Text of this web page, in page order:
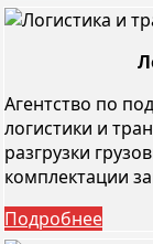
Агентство по
логистики и
разгрузки
комплектации
Подробнее